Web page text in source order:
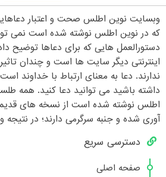
وبسایت نوین اطلس صحت و اعتبار دعاهایی
که در نوین اطلس نوشته شده است نمی
دستورالعمل هایی که برای دعاها توضیح
اینترنتی دیگر سایت ها است و چندان
ندارند. دعا به معنای ارتباط با خداوند
داشته باشید می توانید دعا کنید. همه
اطلس نوشته شده است از نسخه های
آوری شده و جنبه سرگرمی دارند؛ در نتیجه
دسترسی سریع
صفحه اصلی